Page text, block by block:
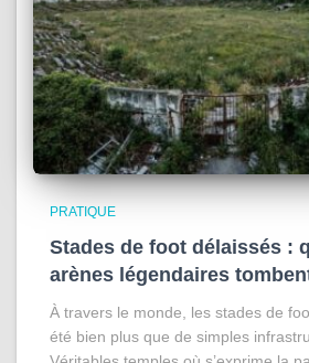
PRATIQUE
Stades de foot délaissés :
arènes légendaires
À travers le monde, les stades de
été bien plus que de simples